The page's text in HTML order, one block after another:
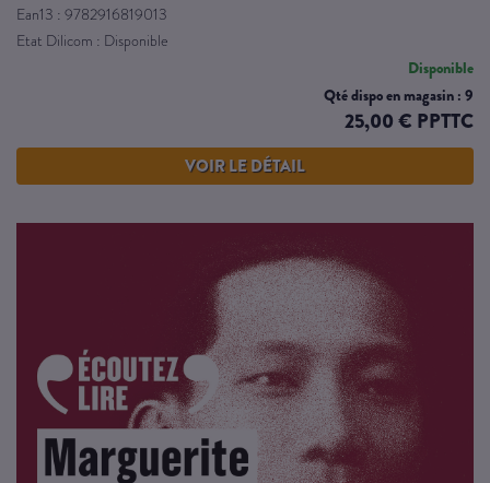
Ean13 : 9782916819013
Etat Dilicom : Disponible
Disponible
Qté dispo en magasin : 9
25,00 € PPTTC
VOIR LE DÉTAIL